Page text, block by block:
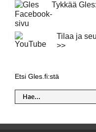
Tykkää
Tilaa ja
>>
Etsi Gles.fi:stä
Etsi
...